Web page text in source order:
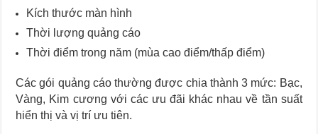
Kích thước màn hình
Thời lượng quảng cáo
Thời điểm trong năm (mùa cao điểm/thấp điểm)
Các gói quảng cáo thường được chia thành 3 mức: Bạc,
Vàng, Kim cương với các ưu đãi khác nhau về tần suất
hiển thị và vị trí ưu tiên.